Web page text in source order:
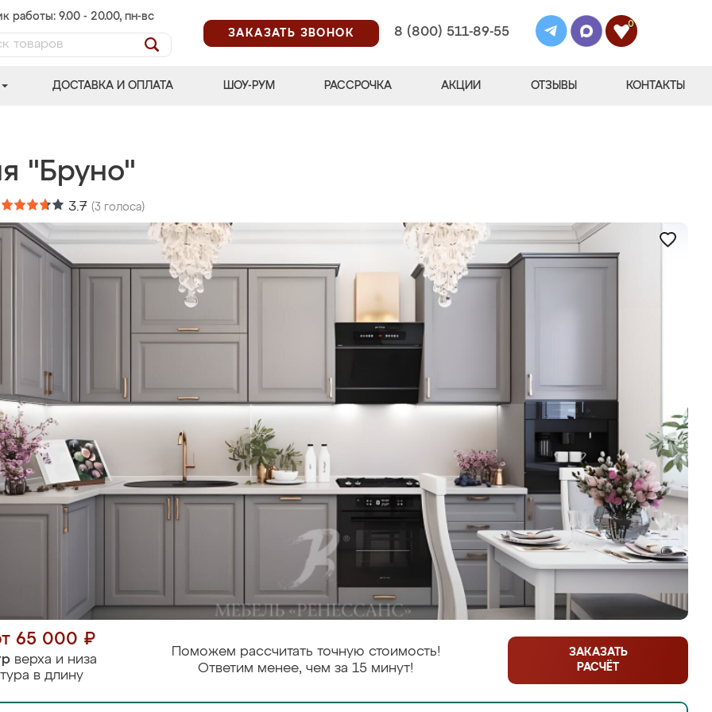
работы: 9.00 - 20.00, пн-вс
ЗАКАЗАТЬ ЗВОНОК
8 (800) 511-89-55
0
ДОСТАВКА И ОПЛАТА ШОУ-РУМ РАССРОЧКА АКЦИИ ОТЗЫВЫ КОНТАКТЫ
"Бруно"
3.7 (3 голоса)
65 000 ₽
верха и низа
в длину
Поможем рассчитать точную стоимость!
Ответим менее, чем за 15 минут!
ЗАКАЗАТЬ
РАСЧЁТ